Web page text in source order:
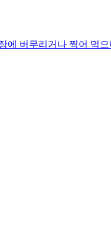
버무리거나 찍어 먹으